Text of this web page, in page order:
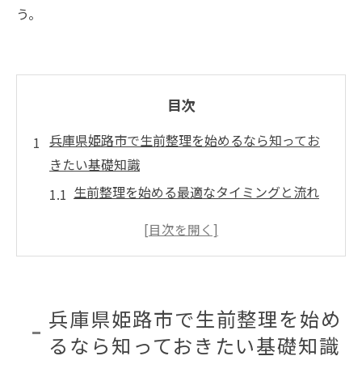
う。
目次
兵庫県姫路市で生前整理を始めるなら知ってお
きたい基礎知識
生前整理を始める最適なタイミングと流れ
姫路での生前整理に役立つ基本ポイント解
生前整理の進め方で家族の負担を大幅軽減
生前整理に役立つ不用品回収や買取の活用
兵庫県姫路市で生前整理を始め
るなら知っておきたい基礎知識